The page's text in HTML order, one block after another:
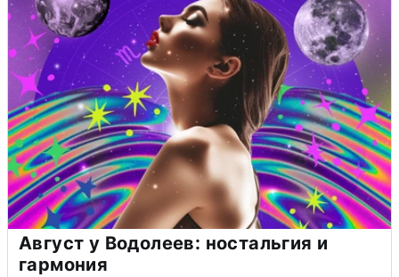
Август у Водолеев: ностальгия и
гармония